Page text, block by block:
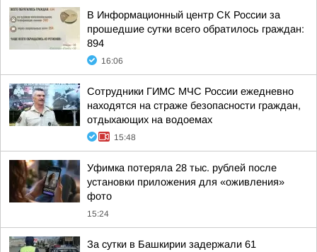
В Информационный центр СК России за
прошедшие сутки всего обратилось граждан:
894
16:06
Сотрудники ГИМС МЧС России ежедневно
находятся на страже безопасности граждан,
отдыхающих на водоемах
15:48
Уфимка потеряла 28 тыс. рублей после
установки приложения для «оживления»
фото
15:24
За сутки в Башкирии задержали 61